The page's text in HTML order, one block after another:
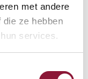
met andere
ze hebben
services.
?